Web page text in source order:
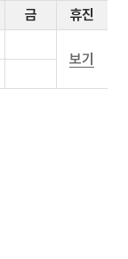
금
휴진
보기